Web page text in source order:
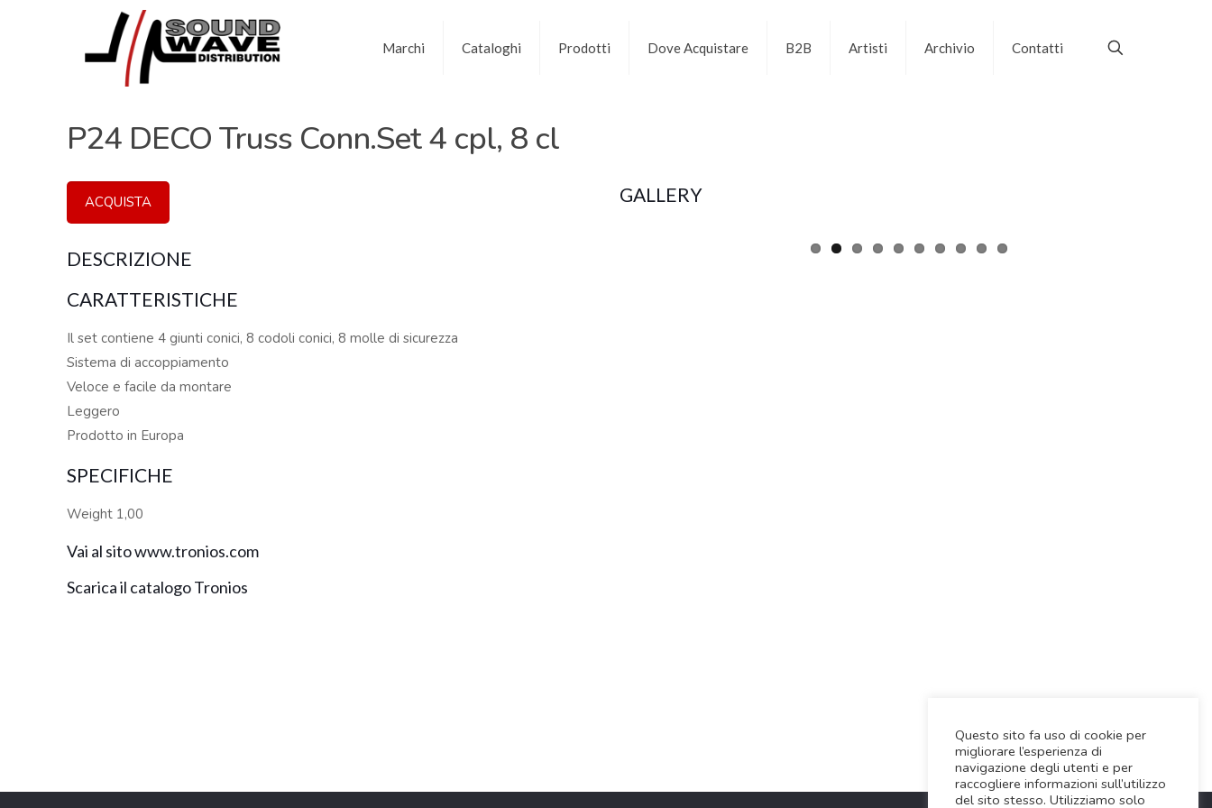
Marchi Cataloghi Prodotti Dove Acquistare B2B Artisti Archivio Contatti
P24 DECO Truss Conn.Set 4 cpl, 8 cl
ACQUISTA
DESCRIZIONE
CARATTERISTICHE
Il set contiene 4 giunti conici, 8 codoli conici, 8 molle di sicurezza
Sistema di accoppiamento
Veloce e facile da montare
Leggero
Prodotto in Europa
SPECIFICHE
Weight 1,00
Vai al sito www.tronios.com
Scarica il catalogo Tronios
GALLERY
Questo sito fa uso di cookie per
migliorare l’esperienza di
navigazione degli utenti e per
raccogliere informazioni sull’utilizzo
del sito stesso. Utilizziamo solo